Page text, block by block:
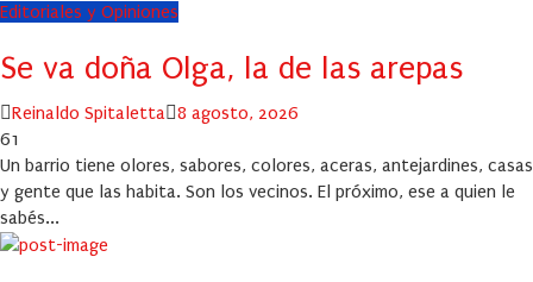
Editoriales y Opiniones
Se va doña Olga, la de las arepas
Author
Reinaldo Spitaletta Posted
8 agosto, 2026
61
Un barrio tiene olores, sabores, colores, aceras, antejardines, casas
y gente que las habita. Son los vecinos. El próximo, ese a quien le
sabés...